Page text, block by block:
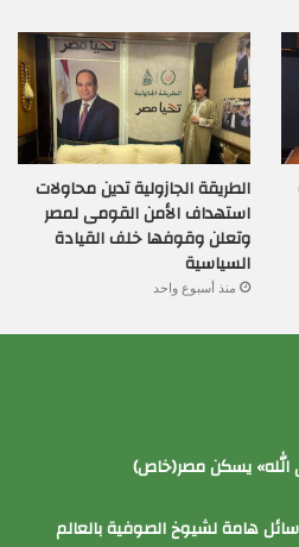
الطريقة الجازولية تدين محاولات
استهداف الأمن القومى لمصر
وتعلن وقوفها خلف القيادة
السياسية
منذ أسبوع واحد
الله» يسكن مصر(خاص)
هامة لشيوخ الصوفية بالعالم